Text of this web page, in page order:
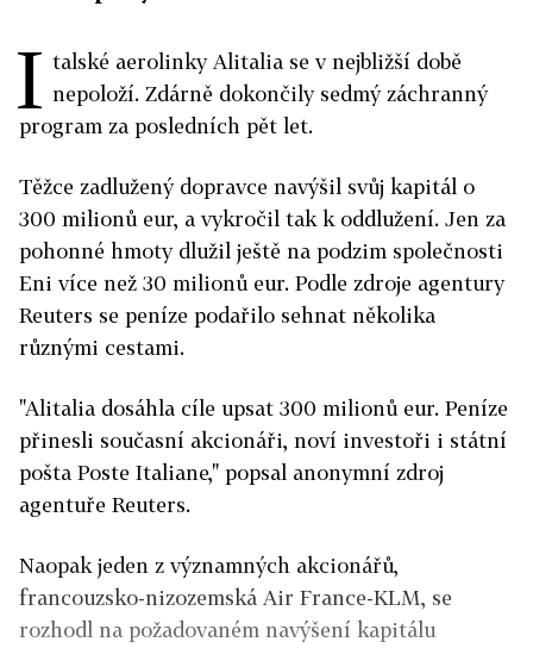
I talské aerolinky Alitalia se v nejbližší době
nepoloží. Zdárně dokončily sedmý záchranný
program za posledních pět let.
Těžce zadlužený dopravce navýšil svůj kapitál o
300 milionů eur, a vykročil tak k oddlužení. Jen za
pohonné hmoty dlužil ještě na podzim společnosti
Eni více než 30 milionů eur. Podle zdroje agentury
Reuters se peníze podařilo sehnat několika
různými cestami.
"Alitalia dosáhla cíle upsat 300 milionů eur. Peníze
přinesli současní akcionáři, noví investoři i státní
pošta Poste Italiane," popsal anonymní zdroj
agentuře Reuters.
Naopak jeden z významných akcionářů,
francouzsko-nizozemská Air France-KLM, se
rozhodl na požadovaném navýšení kapitálu